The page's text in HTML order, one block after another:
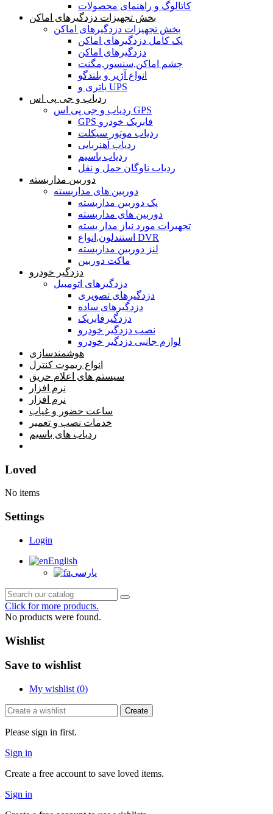
کاتالوگ و راهنمای محصولات
بخش تجهیزات دزدگیرهای اماکن
بخش تجهیزات دزدگیرهای اماکن
پک کامل دزدگیرهای اماکن
دزدگیرهای اماکن
چشم اماکن,سنسور,مگنت
انواع آژیر و بلندگو
باتری و UPS
ردیاب و جی پی اس
ردیاب و جی پی اس GPS
GPS فابریک خودرو
ردیاب موتور سیکلت
ردیاب آهنربایی
ردیاب باسیم
ردیاب ناوگان حمل و نقل
دوربین مداربسته
دوربین های مداربسته
پک دوربین مداربسته
دوربین های مداربسته
تجهیرات مورد نیاز مدار بسته
استندلون,انواع DVR
لنز دوربین مداربسته
ماکت دوربین
دزدگیر خودرو
دزدگیرهای اتومبیل
دزدگیرهای تصویری
دزدگیرهای ساده
دزدگیرفابریک
نصب دزدگیر خودرو
لوازم جانبی دزدگیر خودرو
هوشمندسازی
انواع ریموت کنترل
سیستم های اعلام حریق
نرم افزار
نرم افزار
ساعت حضور و غیاب
خدمات نصب و تعمیر
ردیاب های باسیم
Loved
No items
Settings
Login
English
پارسی
Click for more products.
No products were found.
Wishlist
Save to wishlist
My wishlist (0)
Create
Please sign in first.
Sign in
Create a free account to save loved items.
Sign in